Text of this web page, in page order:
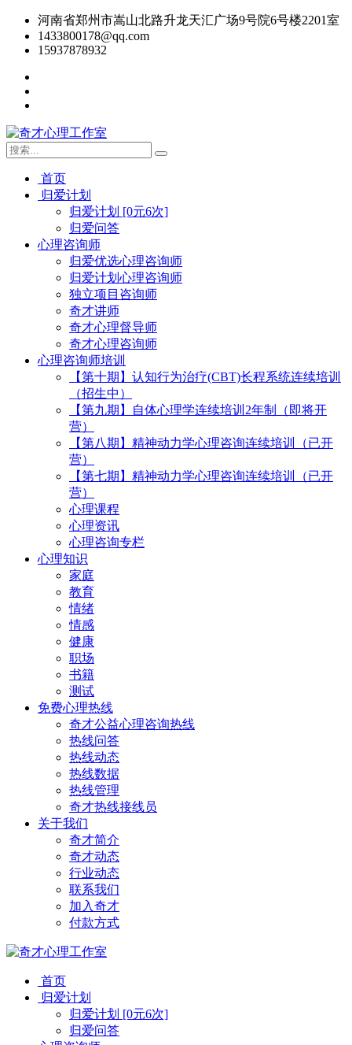
河南省郑州市嵩山北路升龙天汇广场9号院6号楼2201室
1433800178@qq.com
15937878932
首页
归爱计划
归爱计划 [0元6次]
归爱问答
心理咨询师
归爱优选心理咨询师
归爱计划心理咨询师
独立项目咨询师
奇才讲师
奇才心理督导师
奇才心理咨询师
心理咨询师培训
【第十期】认知行为治疗(CBT)长程系统连续培训
（招生中）
【第九期】自体心理学连续培训2年制（即将开
营）
【第八期】精神动力学心理咨询连续培训（已开
营）
【第七期】精神动力学心理咨询连续培训（已开
营）
心理课程
心理资讯
心理咨询专栏
心理知识
家庭
教育
情绪
情感
健康
职场
书籍
测试
免费心理热线
奇才公益心理咨询热线
热线问答
热线动态
热线数据
热线管理
奇才热线接线员
关于我们
奇才简介
奇才动态
行业动态
联系我们
加入奇才
付款方式
首页
归爱计划
归爱计划 [0元6次]
归爱问答